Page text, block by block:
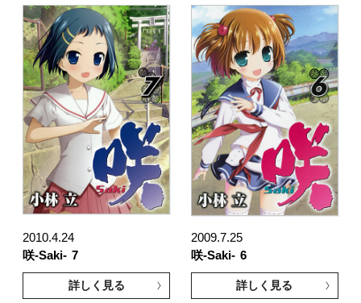
2010.4.24
咲-Saki- 7
詳しく見る
2009.7.25
咲-Saki- 6
詳しく見る